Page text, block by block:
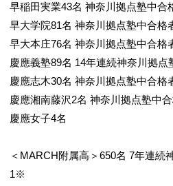
早稲田実業43名 神奈川拠点塾中合
早大学院81名 神奈川拠点塾中合格
早大本庄76名 神奈川拠点塾中合格
慶應義塾89名 14年連続神奈川拠
慶應志木30名 神奈川拠点塾中合格
慶應湘南藤沢2名 神奈川拠点塾中
慶應女子4名
＜MARCH附属高＞650名 7年連続
1※